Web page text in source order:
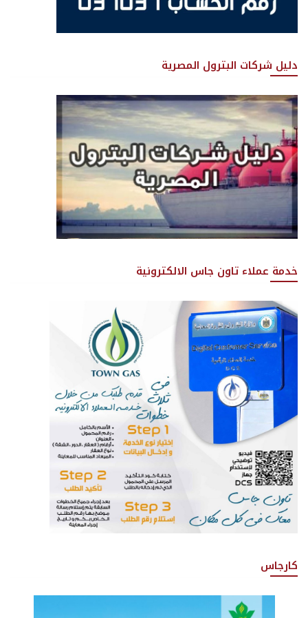
دليل شركات البترول المصرية
خدمة عملاء تاون جاس الالكترونية
كارجاس